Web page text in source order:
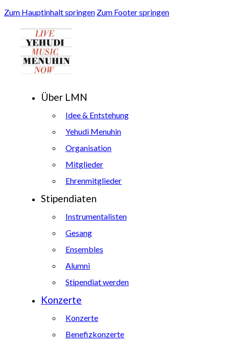
Zum Hauptinhalt springen Zum Footer springen
Über LMN
Idee & Entstehung
Yehudi Menuhin
Organisation
Mitglieder
Ehrenmitglieder
Stipendiaten
Instrumentalisten
Gesang
Ensembles
Alumni
Stipendiat werden
Konzerte
Konzerte
Benefizkonzerte